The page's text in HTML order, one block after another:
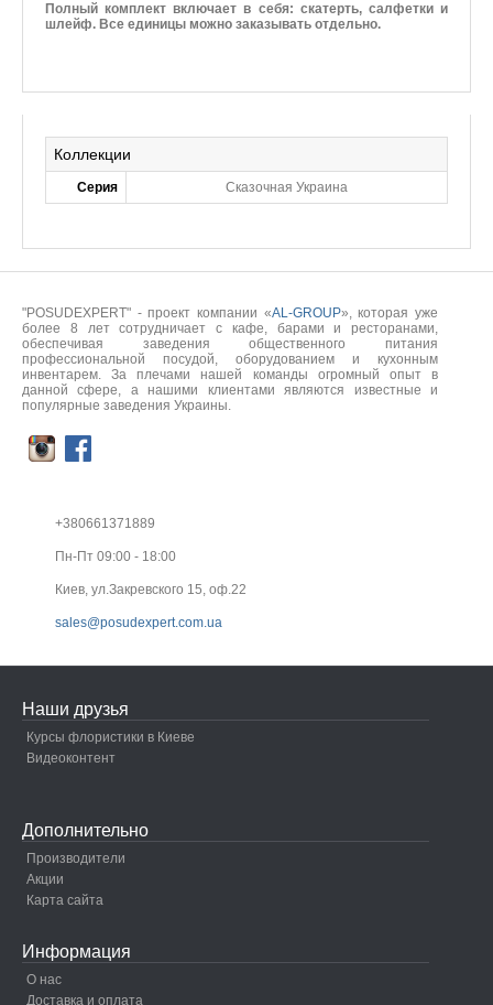
Полный комплект включает в себя: скатерть, салфетки и
шлейф. Все единицы можно заказывать отдельно.
Коллекции
Серия Сказочная Украина
"POSUDEXPERT" - проект компании «AL-GROUP», которая уже
более 8 лет сотрудничает с кафе, барами и ресторанами,
обеспечивая заведения общественного питания
профессиональной посудой, оборудованием и кухонным
инвентарем. За плечами нашей команды огромный опыт в
данной сфере, а нашими клиентами являются известные и
популярные заведения Украины.
+380661371889
Пн-Пт 09:00 - 18:00
Киев, ул.Закревского 15, оф.22
sales@posudexpert.com.ua
Наши друзья
Курсы флористики в Киеве
Видеоконтент
Дополнительно
Производители
Акции
Карта сайта
Информация
О нас
Доставка и оплата